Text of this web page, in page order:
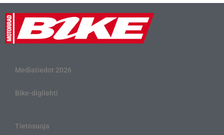
Mediatiedot 2026
Bike-digilehti
Tietosuoja